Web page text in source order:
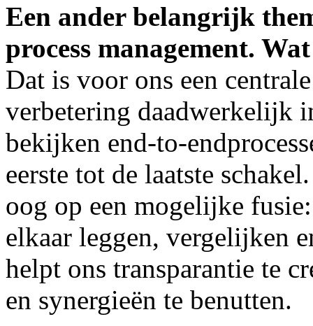
Een ander belangrijk
process management.
Dat is voor ons een
verbetering daadwerkelijk
bekijken end-to-
eerste tot de laatste
oog op een mogelijke
elkaar leggen, vergelijken
helpt ons transparantie te
en synergieën te benutten.